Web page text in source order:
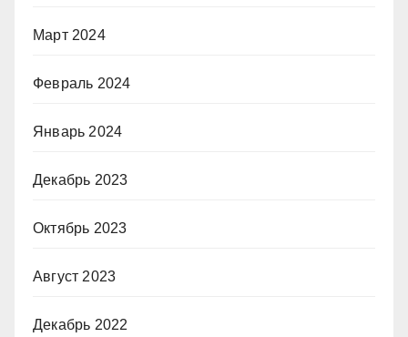
Март 2024
Февраль 2024
Январь 2024
Декабрь 2023
Октябрь 2023
Август 2023
Декабрь 2022